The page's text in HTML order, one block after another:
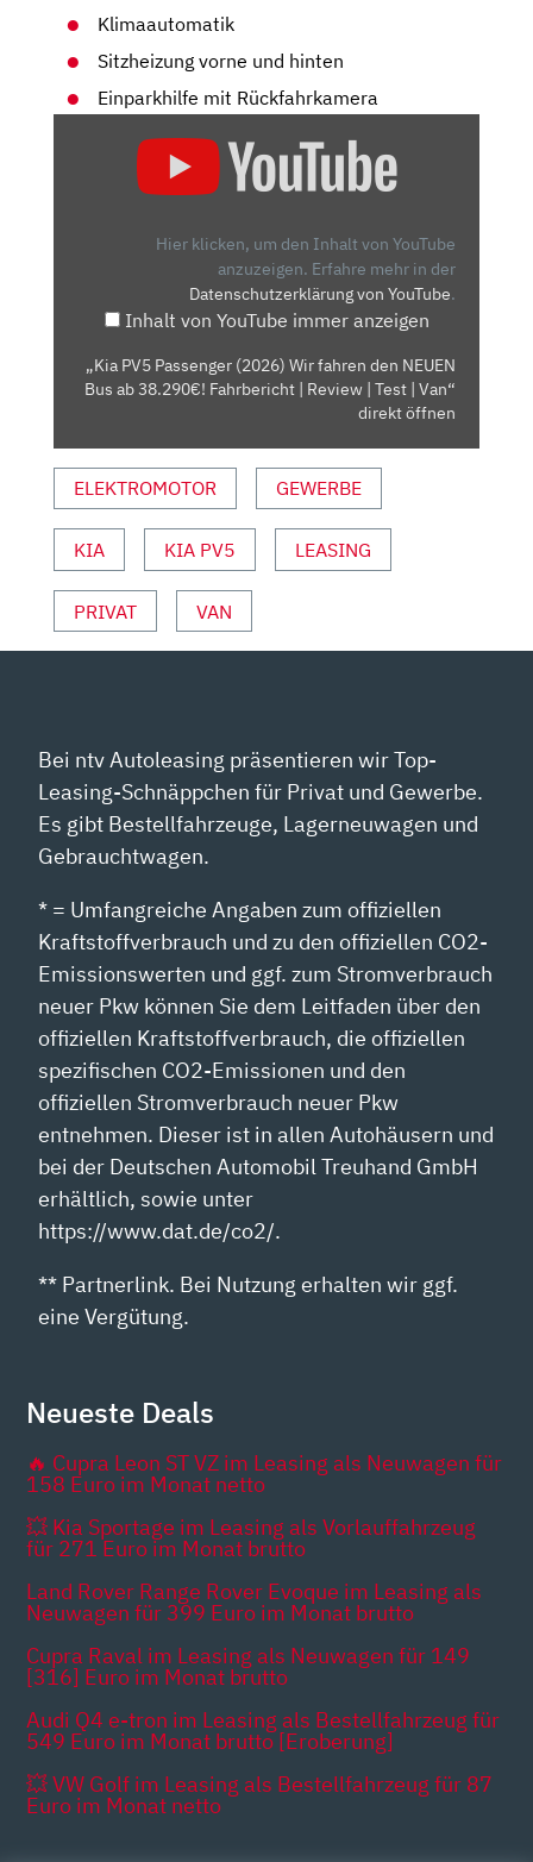
Klimaautomatik
Sitzheizung vorne und hinten
Einparkhilfe mit Rückfahrkamera
PASSENGER
NEUEN
|
REVIEW
|
TEST
VAN“
VON
Hier klicken, um den Inhalt von YouTube
anzuzeigen. Erfahre mehr in der
Datenschutzerklärung von YouTube.
Inhalt von YouTube immer anzeigen
„Kia PV5 Passenger (2026) Wir fahren den NEUEN
Bus ab 38.290€! Fahrbericht | Review | Test | Van“
direkt öffnen
ELEKTROMOTOR GEWERBE
KIA KIA PV5 LEASING
PRIVAT VAN
Bei ntv Autoleasing präsentieren wir Top-
Leasing-Schnäppchen für Privat und Gewerbe.
Es gibt Bestellfahrzeuge, Lagerneuwagen und
Gebrauchtwagen.
* = Umfangreiche Angaben zum offiziellen
Kraftstoffverbrauch und zu den offiziellen CO2-
Emissionswerten und ggf. zum Stromverbrauch
neuer Pkw können Sie dem Leitfaden über den
offiziellen Kraftstoffverbrauch, die offiziellen
spezifischen CO2-Emissionen und den
offiziellen Stromverbrauch neuer Pkw
entnehmen. Dieser ist in allen Autohäusern und
bei der Deutschen Automobil Treuhand GmbH
erhältlich, sowie unter
https://www.dat.de/co2/.
** Partnerlink. Bei Nutzung erhalten wir ggf.
eine Vergütung.
Neueste Deals
🔥 Cupra Leon ST VZ im Leasing als Neuwagen für
158 Euro im Monat netto
💥 Kia Sportage im Leasing als Vorlauffahrzeug
für 271 Euro im Monat brutto
Land Rover Range Rover Evoque im Leasing als
Neuwagen für 399 Euro im Monat brutto
Cupra Raval im Leasing als Neuwagen für 149
[316] Euro im Monat brutto
Audi Q4 e-tron im Leasing als Bestellfahrzeug für
549 Euro im Monat brutto [Eroberung]
💥 VW Golf im Leasing als Bestellfahrzeug für 87
Euro im Monat netto